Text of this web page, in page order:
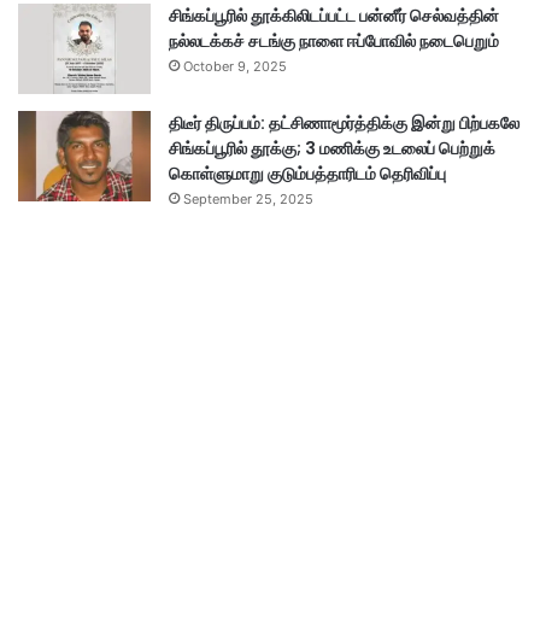
சிங்கப்பூரில் தூக்கிலிடப்பட்ட பன்னீர் செல்வத்தின்
நல்லடக்கச் சடங்கு நாளை ஈப்போவில் நடைபெறும்
October 9, 2025
திடீர் திருப்பம்: தட்சிணாமூர்த்திக்கு இன்று பிற்பகலே
சிங்கப்பூரில் தூக்கு; 3 மணிக்கு உடலைப் பெற்றுக்
கொள்ளுமாறு குடும்பத்தாரிடம் தெரிவிப்பு
September 25, 2025